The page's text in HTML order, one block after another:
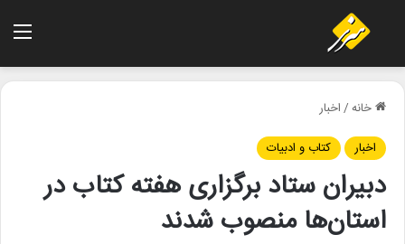
خانه/اخبار
اخبار
کتاب و ادبیات
دبیران ستاد برگزاری هفته کتاب در
استان‌ها منصوب شدند